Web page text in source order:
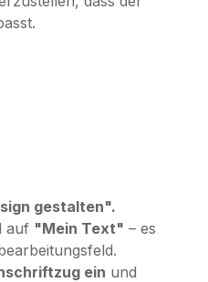
gestalten".
auf "Mein Text" – es
ein und